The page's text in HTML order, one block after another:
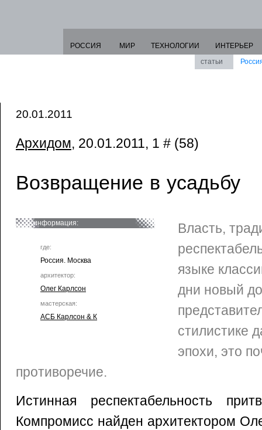
РОССИЯ МИР ТЕХНОЛОГИИ
ИНТЕРЬЕР
статьи
20.01.2011
Архидом, 20.01.2011, 1 # (58)
Возвращение в усадьбу
информация:
где:
Россия. Москва
архитектор:
Олег Карлсон
мастерская:
АСБ Карлсон & К
Власть,
языке
дни новый
стилистике
эпохи, это
противоречие.
Истинная респектабельность
Компромисс найден архитектором